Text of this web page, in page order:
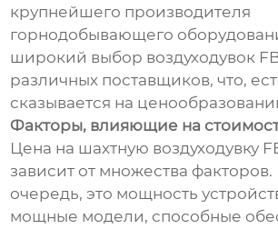
крупнейшего производителя
горнодобывающего
широкий выбор воздуходувок
различных поставщиков, что,
сказывается на
Факторы, влияющие на
Цена на шахтную воздуходувку
зависит от множества
очередь, это мощность
мощные модели, способные